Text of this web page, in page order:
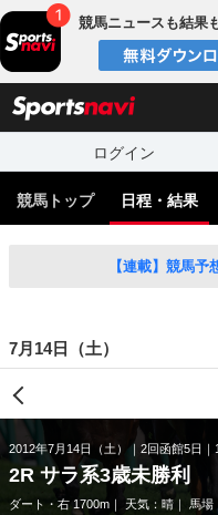
競馬ニュースも結果
ログイン
競馬トップ 日程・結果
【連載】競馬
7月14日（土）
2012年7月14日（土） 2回函館5日
2R サラ系3歳未勝利
ダート・右 1700m 天気： 晴 馬場